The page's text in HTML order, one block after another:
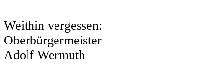
Weithin vergessen:
Oberbürgermeister
Adolf Wermuth